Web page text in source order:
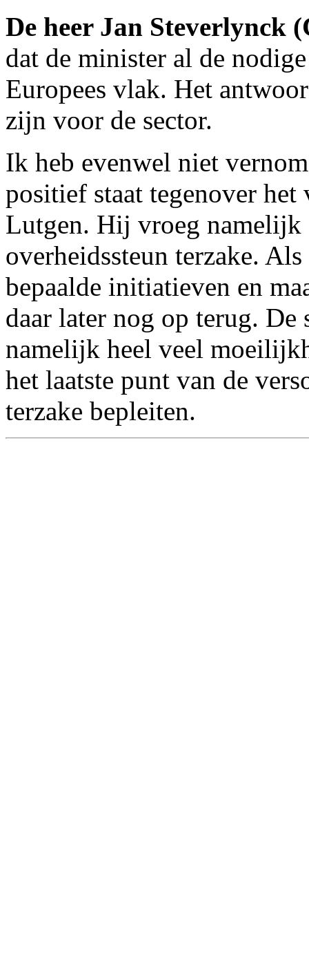
De heer Jan Steverlynck
dat de minister al de
Europees vlak. Het
zijn voor de sector.
Ik heb evenwel niet
positief staat tegenover
Lutgen. Hij vroeg namelijk
overheidssteun terzake.
bepaalde initiatieven en
daar later nog op terug.
namelijk heel veel
het laatste punt van de
terzake bepleiten.